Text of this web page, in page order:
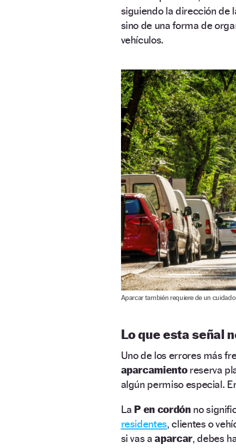
siguiendo la dirección de
sino de una forma de
vehículos.
Aparcar también requiere de un
Lo que esta señal
Uno de los errores más
aparcamientoreserva
algún permiso especial.
La P en cordón no
residentes, clientes o
si vas aaparcar, debes